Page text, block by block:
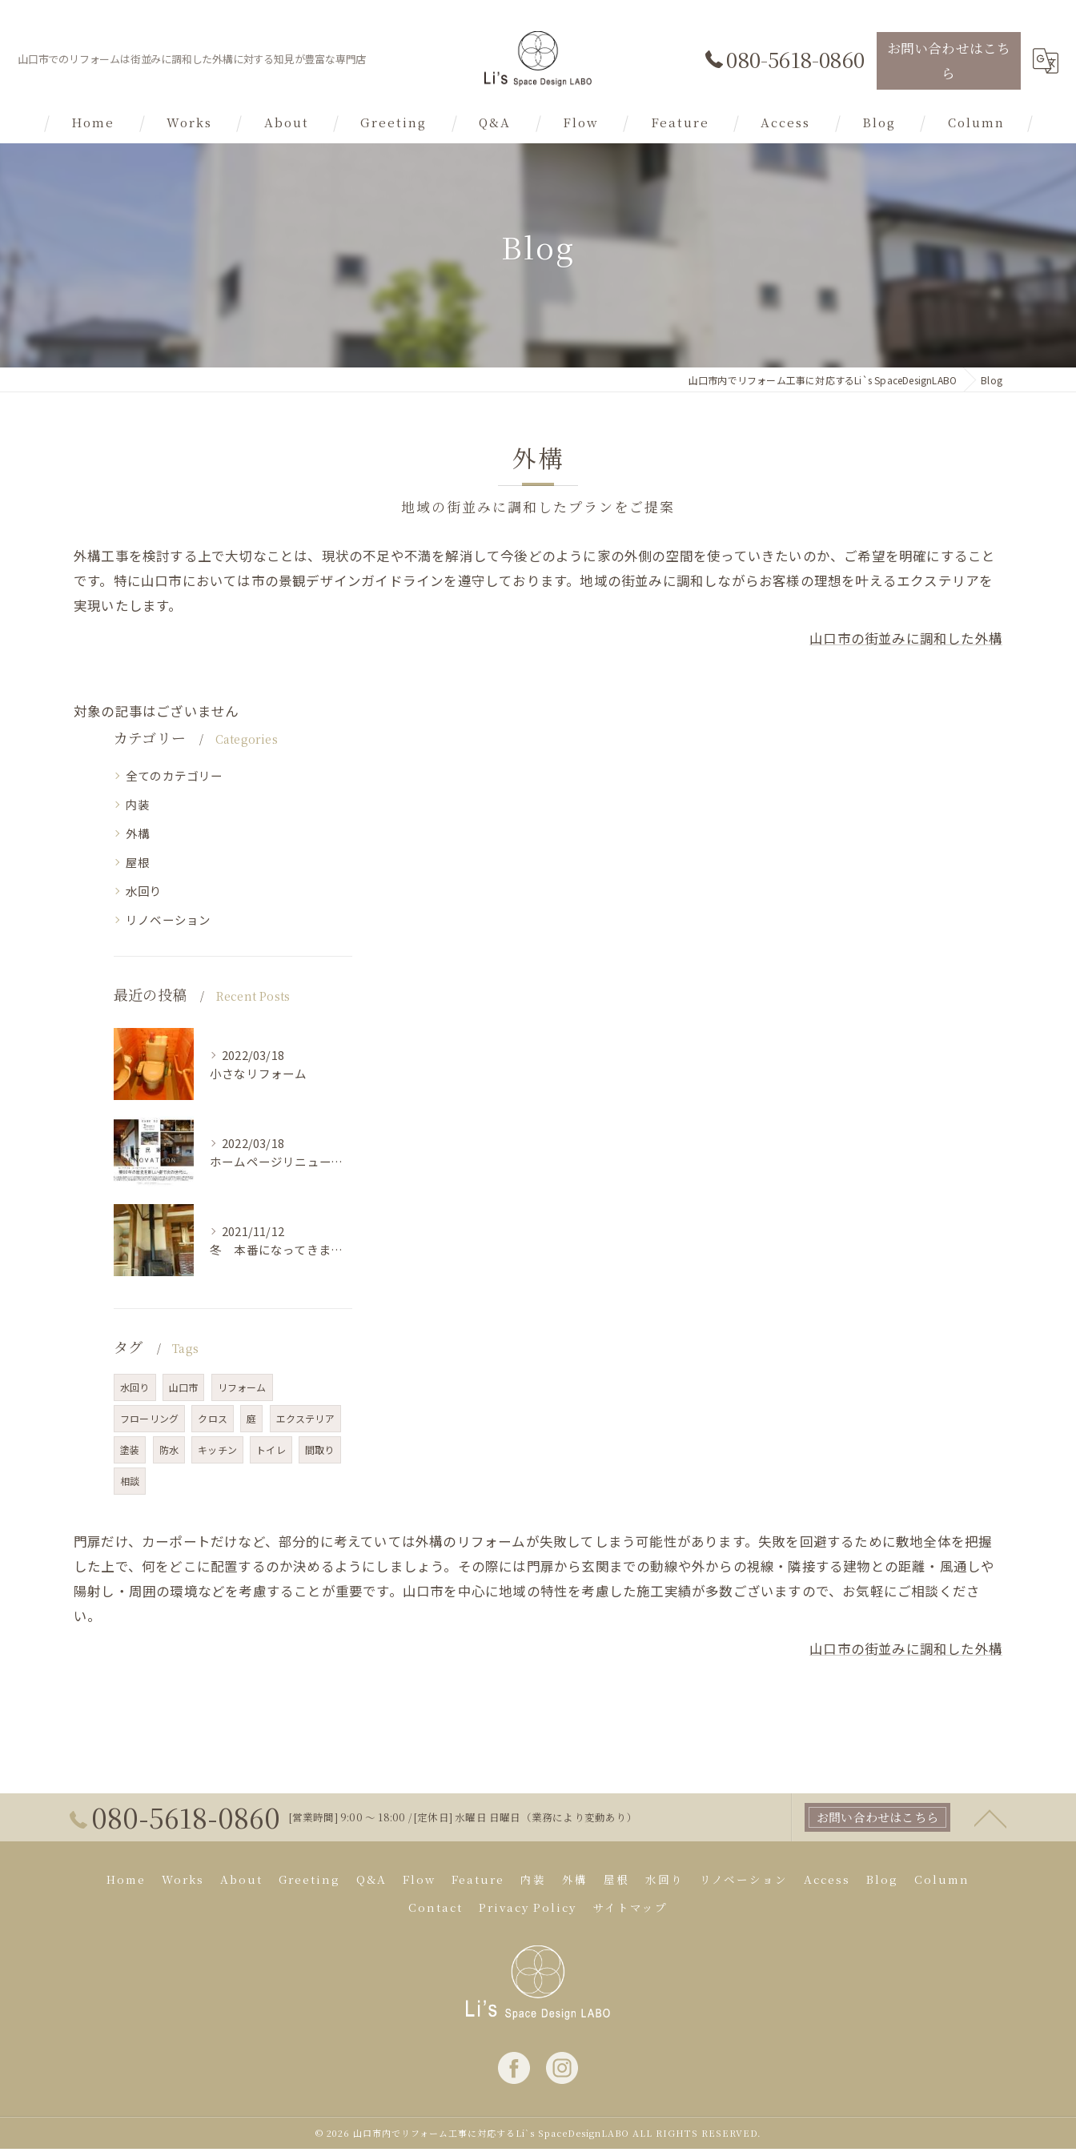
山口市でのリフォームは街並みに調和した外構に対する知見が豊富な専門店 080-5618-0860
お問い合わせはこち
ら
Home Works About Greeting Q&A Flow Feature
内装
Access Blog Column
Blog
山口市内でリフォーム工事に対応するLi`s SpaceDesignLABO Blog
外構
地域の街並みに調和したプランをご提案
外構工事を検討する上で大切なことは、現状の不足や不満を解消して今後どのように家の外側の空間を使っていきたいのか、ご希望を明確にすること
です。特に山口市においては市の景観デザインガイドラインを遵守しております。地域の街並みに調和しながらお客様の理想を叶えるエクステリアを
実現いたします。
山口市の街並みに調和した外構
対象の記事はございません
カテゴリー Categories
全てのカテゴリー
内装
外構
屋根
水回り
リノベーション
最近の投稿 Recent Posts
2022/03/18
小さなリフォーム
2022/03/18
ホームページリニューアルしました！
2021/11/12
冬 本番になってきました
タグ Tags
水回り 山口市 リフォーム
フローリング クロス 庭 エクステリア
塗装 防水 キッチン トイレ 間取り
相談
門扉だけ、カーポートだけなど、部分的に考えていては外構のリフォームが失敗してしまう可能性があります。失敗を回避するために敷地全体を把握
した上で、何をどこに配置するのか決めるようにしましょう。その際には門扉から玄関までの動線や外からの視線・隣接する建物との距離・風通しや
陽射し・周囲の環境などを考慮することが重要です。山口市を中心に地域の特性を考慮した施工実績が多数ございますので、お気軽にご相談くださ
い。
山口市の街並みに調和した外構
080-5618-0860 [営業時間] 9:00 〜 18:00 / [定休日] 水曜日 日曜日（業務により変動あり） お問い合わせはこちら
Home Works About Greeting Q&A Flow Feature 内装 外構 屋根 水回り リノベーション Access Blog
Column
Contact
Privacy Policy サイトマップ
© 2026 山口市内でリフォーム工事に対応するLi`s SpaceDesignLABO ALL RIGHTS RESERVED.